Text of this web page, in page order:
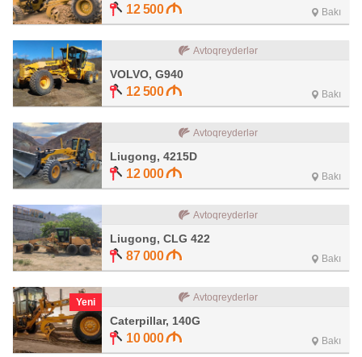
12 500 Bakı
Avtoqreyderlər
VOLVO, G940
12 500 Bakı
Avtoqreyderlər
Liugong, 4215D
12 000 Bakı
Avtoqreyderlər
Liugong, CLG 422
87 000 Bakı
Yeni Avtoqreyderlər
Caterpillar, 140G
10 000 Bakı